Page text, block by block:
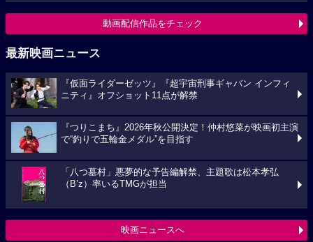
動画配信作品をチェック
最新映画ニュース
『仮面ライダーゼッツ』『超宇宙刑事ギャバン インフィ
ニティ』オフショット11点が解禁
『つりこまち』2026年秋公開決定！仲村悠菜が映画初主演
で“釣りで五輪金メダル”を目指す
「八つ墓村」悪夢的な予告編解禁、主題歌は松本孝弘
（B’z）率いるTMGが担当
映画ニュースへ